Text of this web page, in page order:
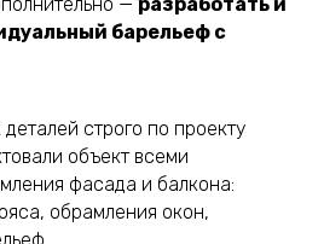
барельеф с
строго по проекту
объект всеми
фасада и балкона:
обрамления окон,